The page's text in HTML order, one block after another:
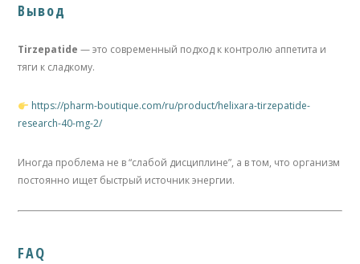
Вывод
Tirzepatide — это современный подход к контролю аппетита и
тяги к сладкому.
https://pharm-boutique.com/ru/product/helixara-tirzepatide-
research-40-mg-2/
Иногда проблема не в “слабой дисциплине”, а в том, что организм
постоянно ищет быстрый источник энергии.
FAQ